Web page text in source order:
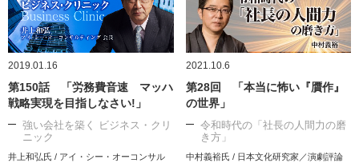
2019.01.16
第150話 「労務費音速 マッハ
戦略実現を目指しなさい!」
強い会社を築く ビジネス・クリ
ニック
井上和弘氏 / アイ・シー・オーコンサル
2021.10.6
第28回 「本当に怖い『贋作』
の世界」
令和時代の「社長の人間力の磨
き方」
中村義裕氏 / 日本文化研究家／演劇評論